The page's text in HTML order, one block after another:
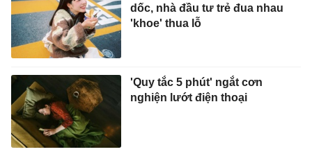
dốc, nhà đầu tư trẻ đua nhau
'khoe' thua lỗ
'Quy tắc 5 phút' ngắt cơn
nghiện lướt điện thoại